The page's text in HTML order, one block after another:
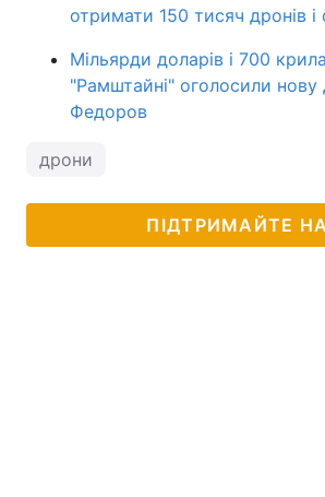
отримати 150 тисяч дронів і
Мільярди доларів і 700
"Рамштайні" оголосили
Федоров
дрони
ПІДТРИМАЙТЕ